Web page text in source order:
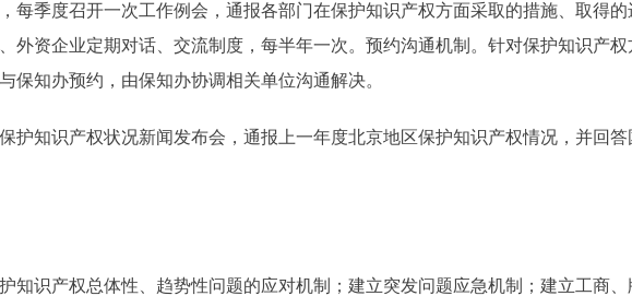
季度召开一次工作例会，通报各部门在保护知识产权方面采取的措施、取得的
外资企业定期对话、交流制度，每半年一次。预约沟通机制。针对保护知识产权
保知办预约，由保知办协调相关单位沟通解决。
知识产权状况新闻发布会，通报上一年度北京地区保护知识产权情况，并回答
识产权总体性、趋势性问题的应对机制；建立突发问题应急机制；建立工商、